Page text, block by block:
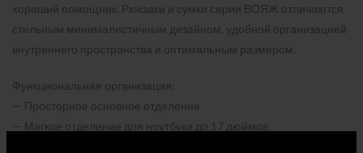
хороший помощник. Рюкзаки и сумки серии ВОЯЖ отличаются
стильным минималистичным дизайном, удобной организацией
внутреннего пространства и оптимальным размером.
Функциональная организация:
— Просторное основное отделение
— Мягкое отделение для ноутбука до 17 дюймов